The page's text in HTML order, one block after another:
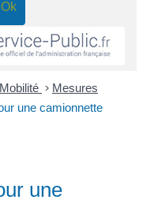
> Mesures
une camionnette
une